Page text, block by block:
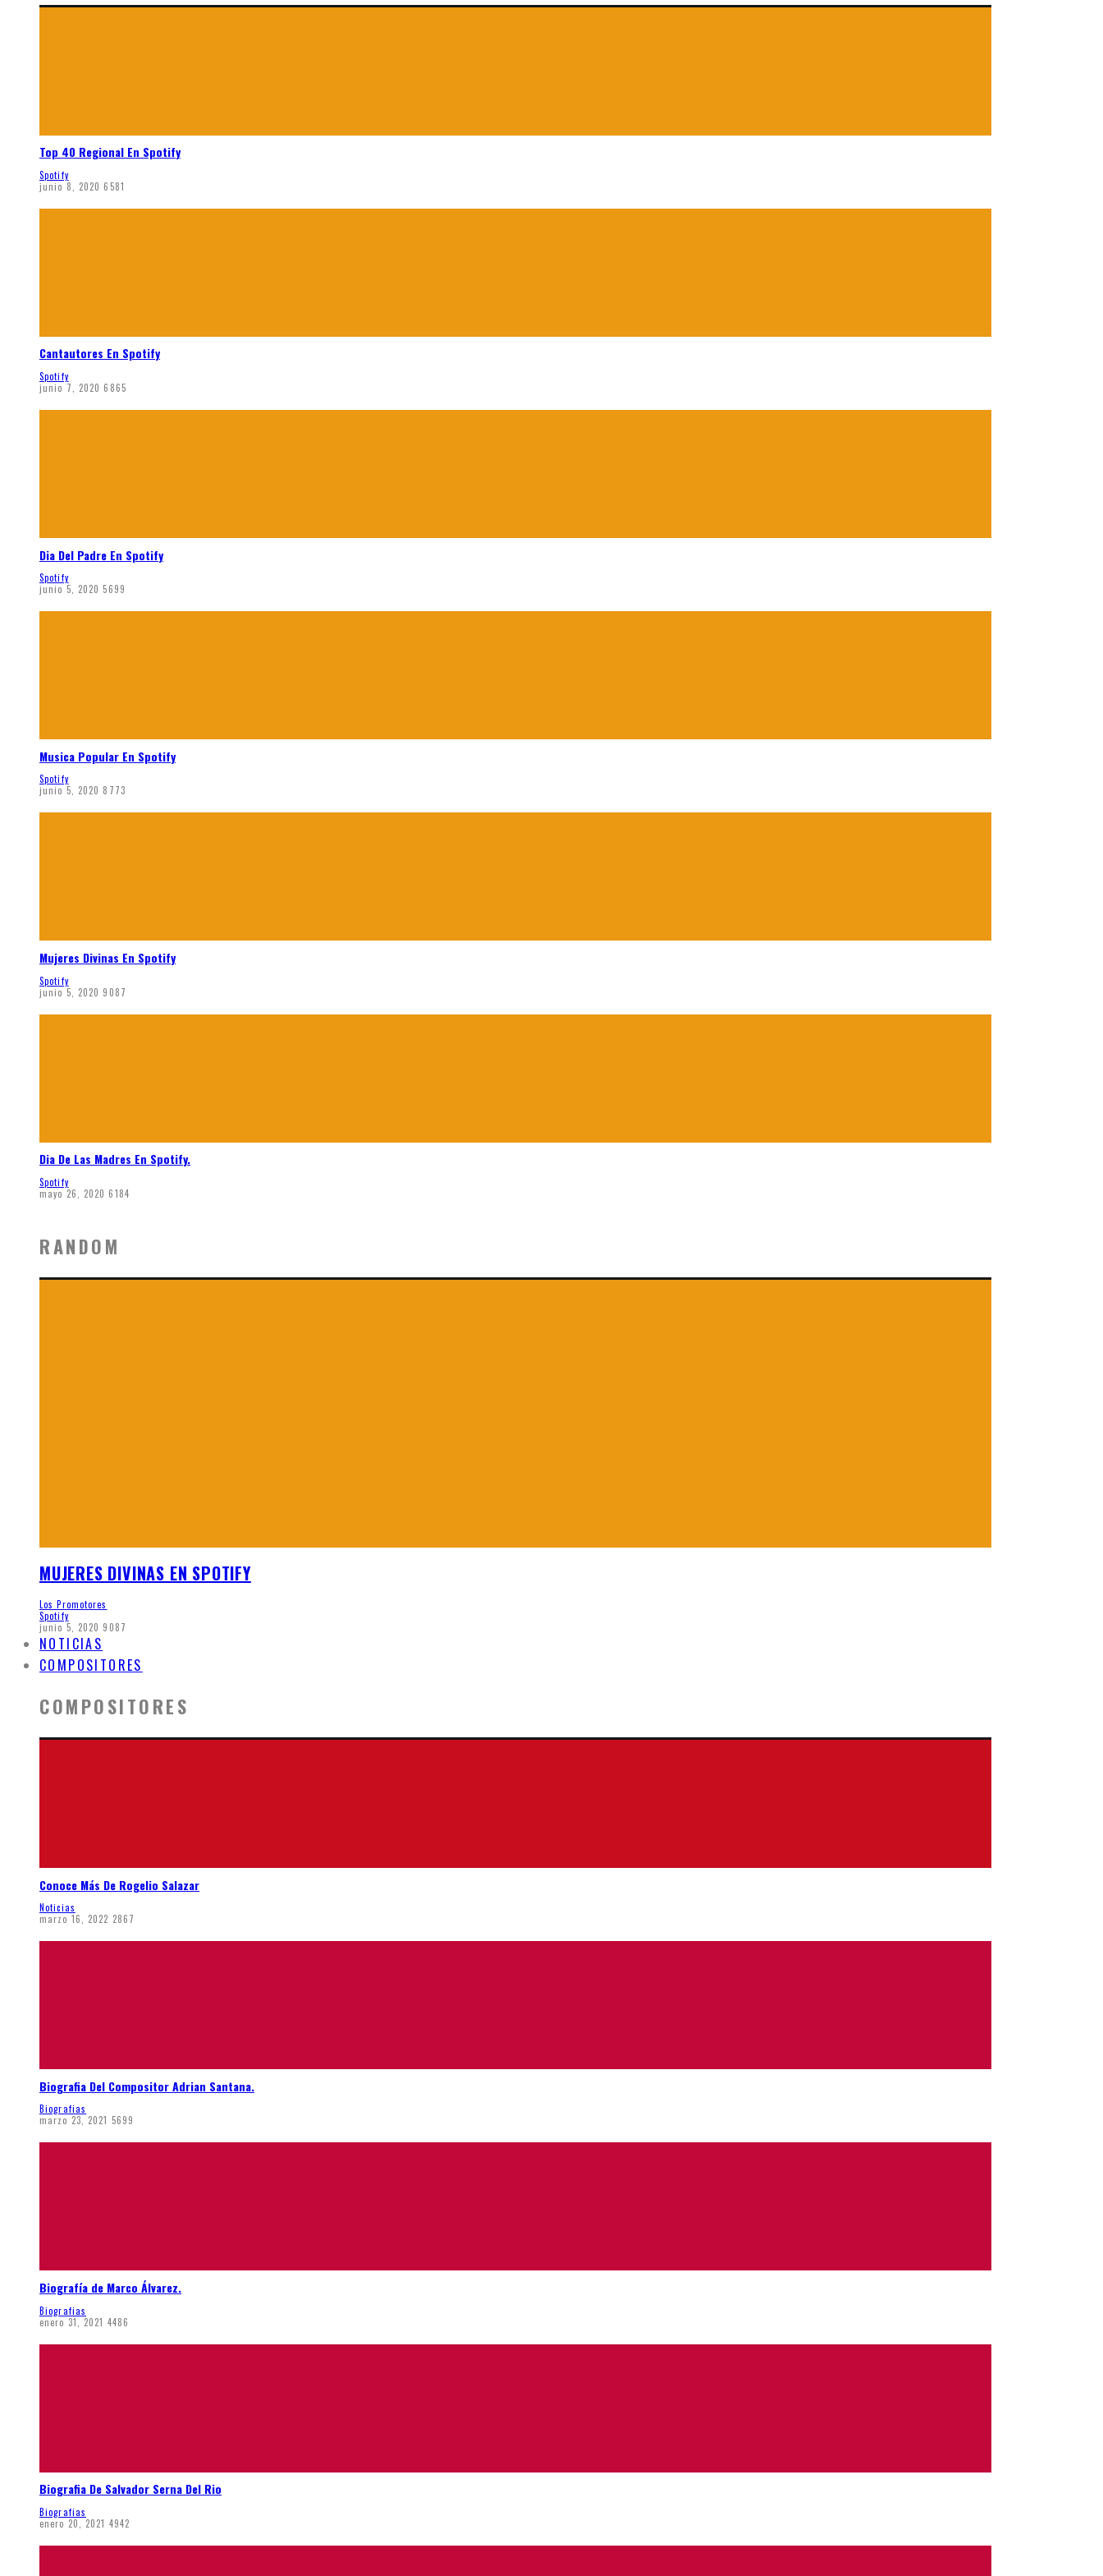
Top 40 Regional En Spotify
Spotify
junio 8, 2020 6581
Cantautores En Spotify
Spotify
junio 7, 2020 6865
Dia Del Padre En Spotify
Spotify
junio 5, 2020 5699
Musica Popular En Spotify
Spotify
junio 5, 2020 8773
Mujeres Divinas En Spotify
Spotify
junio 5, 2020 9087
Dia De Las Madres En Spotify.
Spotify
mayo 26, 2020 6184
RANDOM
MUJERES DIVINAS EN SPOTIFY
Los Promotores
Spotify
junio 5, 2020 9087
NOTICIAS
COMPOSITORES
COMPOSITORES
Conoce Más De Rogelio Salazar
Noticias
marzo 16, 2022 2867
Biografia Del Compositor Adrian Santana.
Biografias
marzo 23, 2021 5699
Biografía de Marco Álvarez.
Biografias
enero 31, 2021 4486
Biografia De Salvador Serna Del Rio
Biografias
enero 20, 2021 4942